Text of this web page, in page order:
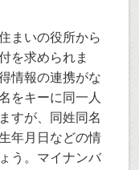
まいの役所から
を求められま
情報の連携がな
をキーに同一人
すが、同姓同名
年月日などの情
う。マイナンバ